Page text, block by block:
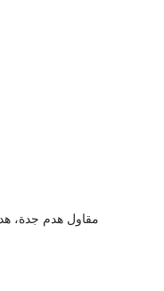
مقاول هدم جدة،